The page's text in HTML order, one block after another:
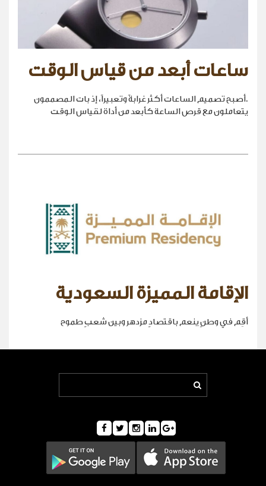
ساعات أبعد من قياس الوقت
.أصبح تصميم الساعات أكثر غرابةً وتعبيراً، إذ بات المصممون
يتعاملون مع قرص الساعة كأبعد من أداة لقياس الوقت
الإقامة المميزة السعودية
أقِم في وطنٍ ينعم باقتصادٍ مزدهر وبين شعبٍ طموح